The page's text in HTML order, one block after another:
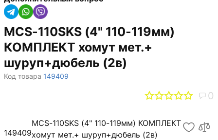
MCS-110SKS (4" 110-119мм)
КОМПЛЕКТ хомут мет.+
шуруп+дюбель (2в)
Код товара 149409
0
149409
MCS-110SKS (4" 110-119мм) КОМПЛЕКТ
хомут мет.+ шуруп+дюбель (2в)